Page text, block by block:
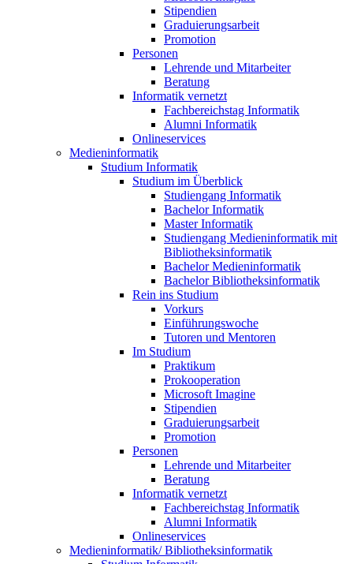
Stipendien
Graduierungsarbeit
Promotion
Personen
Lehrende und Mitarbeiter
Beratung
Informatik vernetzt
Fachbereichstag Informatik
Alumni Informatik
Onlineservices
Medieninformatik
Studium Informatik
Studium im Überblick
Studiengang Informatik
Bachelor Informatik
Master Informatik
Studiengang Medieninformatik mit
Bibliotheksinformatik
Bachelor Medieninformatik
Bachelor Bibliotheksinformatik
Rein ins Studium
Vorkurs
Einführungswoche
Tutoren und Mentoren
Im Studium
Praktikum
Prokooperation
Microsoft Imagine
Stipendien
Graduierungsarbeit
Promotion
Personen
Lehrende und Mitarbeiter
Beratung
Informatik vernetzt
Fachbereichstag Informatik
Alumni Informatik
Onlineservices
Medieninformatik/ Bibliotheksinformatik